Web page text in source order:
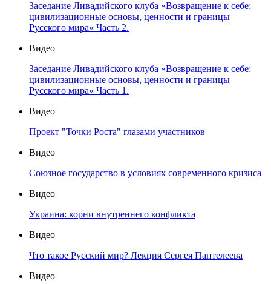
Заседание Ливадийского клуба «Возвращение к себе:
цивилизационные основы, ценности и границы
Русского мира» Часть 2.
Видео
Заседание Ливадийского клуба «Возвращение к себе:
цивилизационные основы, ценности и границы
Русского мира» Часть 1.
Видео
Проект "Точки Роста" глазами участников
Видео
Союзное государство в условиях современного кризиса
Видео
Украина: корни внутреннего конфликта
Видео
Что такое Русский мир? Лекция Сергея Пантелеева
Видео